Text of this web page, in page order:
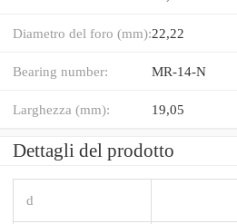
Diametro del foro (mm):22,22
Bearing number: MR-14-N
Larghezza (mm): 19,05
Dettagli del prodotto
d